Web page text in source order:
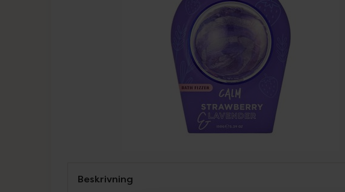
Beskrivning